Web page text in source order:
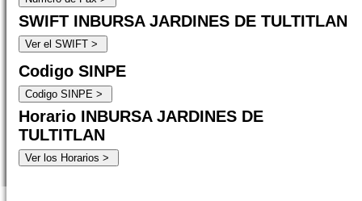
SWIFT INBURSA JARDINES DE TULTITLAN
Codigo SINPE
Horario INBURSA JARDINES DE
TULTITLAN